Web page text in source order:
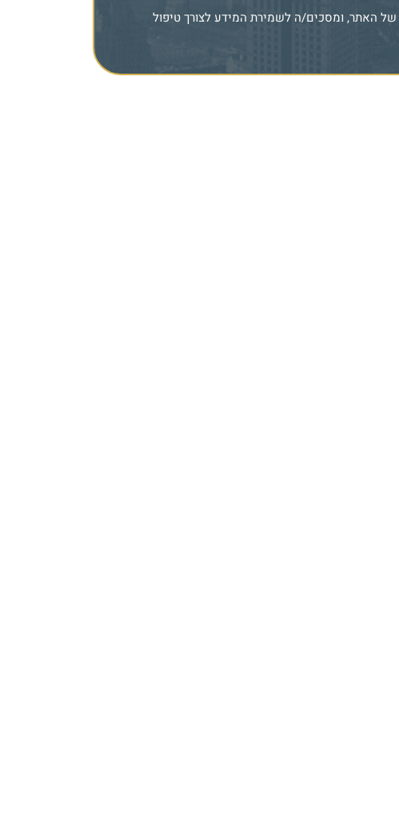
של האתר, ומסכים/ה לשמירת המידע לצורך טיפול